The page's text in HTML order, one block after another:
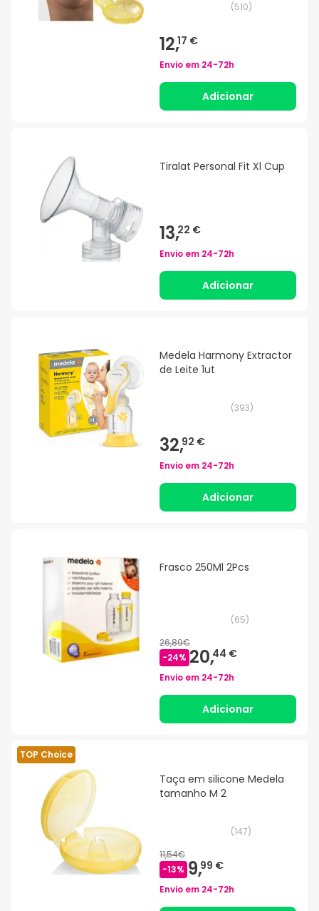
(510)
12,17 €
Envio em 24-72h
Adicionar
Tiralat Personal Fit Xl Cup
13,22 €
Envio em 24-72h
Adicionar
Medela Harmony Extractor
de Leite 1ut
(393)
32,92 €
Envio em 24-72h
Adicionar
Frasco 250Ml 2Pcs
(65)
26,89€
-24% 20,44 €
Envio em 24-72h
Adicionar
TOP Choice
Taça em silicone Medela
tamanho M 2
(147)
11,54€
-13% 9,99 €
Envio em 24-72h